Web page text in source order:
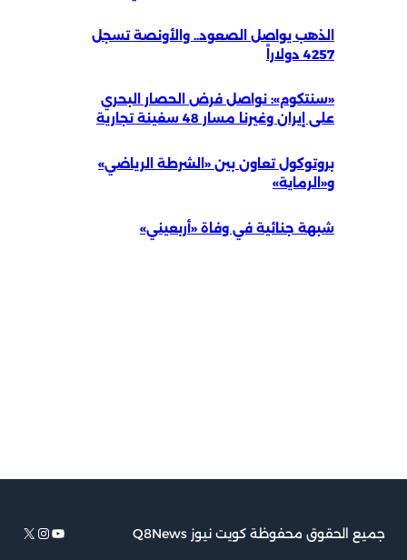
الذهب يواصل الصعود.. والأونصة تسجل
4257 دولاراً
«سنتكوم»: نواصل فرض الحصار البحري
على إيران وغيرنا مسار 48 سفينة تجارية
بروتوكول تعاون بين «الشرطة الرياضي»
و«الرماية»
شبهة جنائية في وفاة «أربعيني»
جميع الحقوق محفوظة كويت نيوز Q8News يوتيوبإكس